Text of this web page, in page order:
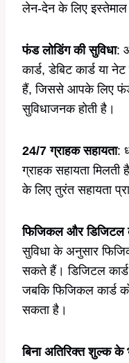
लेन-देन के लिए इस्तेमाल
फंड लोडिंग की सुविधा:
कार्ड, डेबिट कार्ड या
हैं, जिससे आपके लिए
सुविधाजनक होती है।
24/7 ग्राहक सहायता:
ग्राहक सहायता मिलती
के लिए तुरंत सहायता
फिजिकल और डिजिटल
सुविधा के अनुसार
सकते हैं। डिजिटल
जबकि फिजिकल कार्ड
सकता है।
बिना अतिरिक्त शुल्क के